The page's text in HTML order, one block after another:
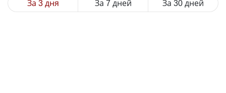
За 3 дня За 7 дней За 30 дней